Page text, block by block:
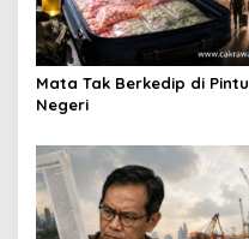
Mata Tak Berkedip di Pintu
Negeri